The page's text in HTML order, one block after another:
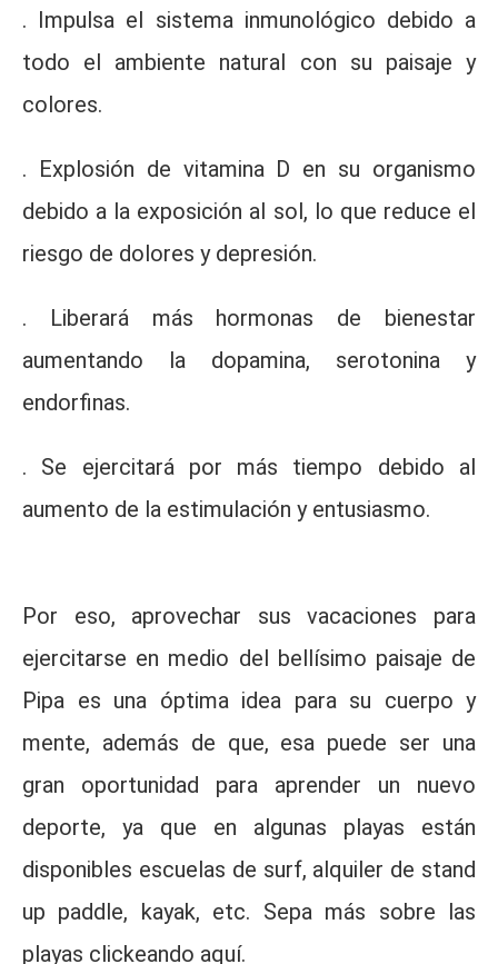
. Impulsa el sistema inmunológico debido a
todo el ambiente natural con su paisaje y
colores.
. Explosión de vitamina D en su organismo
debido a la exposición al sol, lo que reduce el
riesgo de dolores y depresión.
. Liberará más hormonas de bienestar
aumentando la dopamina, serotonina y
endorfinas.
. Se ejercitará por más tiempo debido al
aumento de la estimulación y entusiasmo.
Por eso, aprovechar sus vacaciones para
ejercitarse en medio del bellísimo paisaje de
Pipa es una óptima idea para su cuerpo y
mente, además de que, esa puede ser una
gran oportunidad para aprender un nuevo
deporte, ya que en algunas playas están
disponibles escuelas de surf, alquiler de stand
up paddle, kayak, etc. Sepa más sobre las
playas clickeando aquí.